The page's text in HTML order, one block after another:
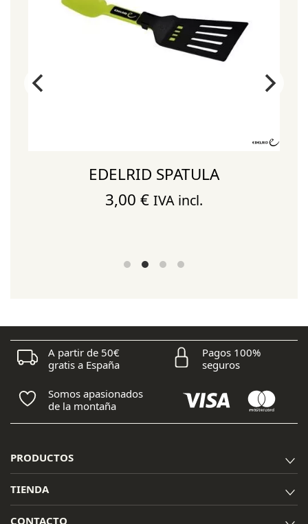
EDELRID SPATULA
3,00 € IVA incl.
A partir de 50€
gratis a España
Pagos 100%
seguros
Somos apasionados
de la montaña
PRODUCTOS
TIENDA
CONTACTO